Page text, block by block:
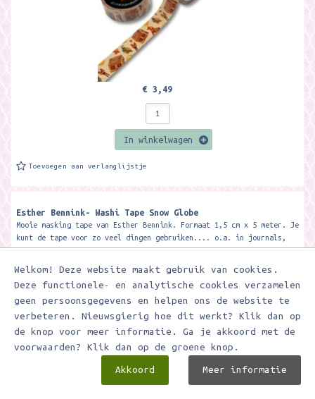
Welkom! Deze website maakt gebruik van cookies.
Deze functionele- en analytische cookies verzamelen
geen persoonsgegevens en helpen ons de website te
verbeteren. Nieuwsgierig hoe dit werkt? Klik dan op
de knop voor meer informatie. Ga je akkoord met de
voorwaarden? Klik dan op de groene knop.
Akkoord Meer informatie
€ 3,49
In winkelwagen
Toevoegen aan verlanglijstje
Esther Bennink- Washi Tape Snow Globe
Mooie masking tape van Esther Bennink. Formaat 1,5 cm x 5 meter. Je
kunt de tape voor zo veel dingen gebruiken.... o.a. in journals,
voor...